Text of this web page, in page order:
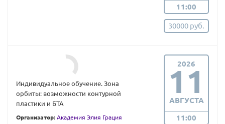
11:00
30000 руб.
Индивидуальное обучение. Зона
орбиты: возможности контурной
пластики и БТА
Организатор: Академия Элия Грация
2026
11
АВГУСТА
11:00